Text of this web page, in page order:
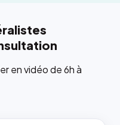
en vidéo de 6h à